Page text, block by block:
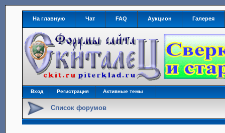
На главную Чат FAQ Аукцион Галерея
Вход Регистрация Активные темы
Список форумов